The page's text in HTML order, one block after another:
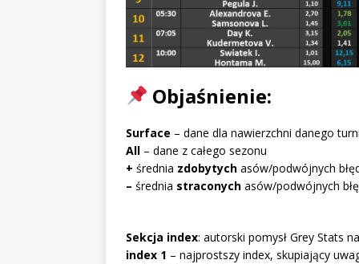
Objaśnienie:
Surface – dane dla nawierzchni danego
All – dane z całego sezonu
+ średnia zdobytych asów/podwójnych
– średnia straconych asów/podwójnych
Sekcja index: autorski pomysł Grey Stats
index 1 – najprostszy index, skupiający